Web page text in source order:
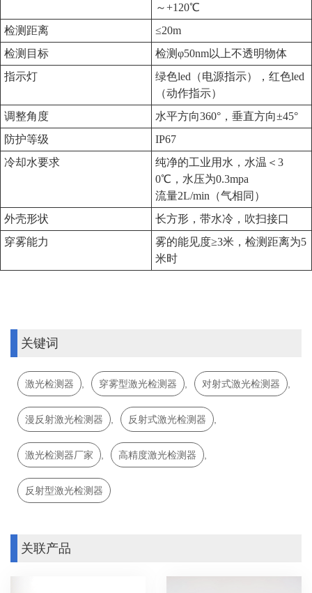
～+120℃
检测距离
≤20m
检测目标
检测φ50nm以上不透明物体
指示灯
绿色led（电源指示），红色led
（动作指示）
调整角度
水平方向360°，垂直方向±45°
防护等级
IP67
冷却水要求
纯净的工业用水，水温＜3
0℃，水压为0.3mpa
流量2L/min（气相同）
外壳形状
长方形，带水冷，吹扫接口
穿雾能力
雾的能见度≥3米，检测距离为5
米时
关键词
激光检测器 穿雾型激光检测器 对射式激光检测器
漫反射激光检测器 反射式激光检测器
激光检测器厂家 高精度激光检测器
反射型激光检测器
关联产品